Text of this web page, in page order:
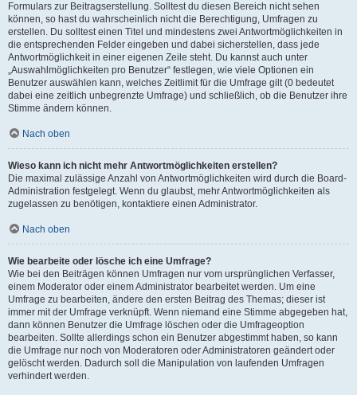
Formulars zur Beitragserstellung. Solltest du diesen Bereich nicht sehen
können, so hast du wahrscheinlich nicht die Berechtigung, Umfragen zu
erstellen. Du solltest einen Titel und mindestens zwei Antwortmöglichkeiten in
die entsprechenden Felder eingeben und dabei sicherstellen, dass jede
Antwortmöglichkeit in einer eigenen Zeile steht. Du kannst auch unter
„Auswahlmöglichkeiten pro Benutzer“ festlegen, wie viele Optionen ein
Benutzer auswählen kann, welches Zeitlimit für die Umfrage gilt (0 bedeutet
dabei eine zeitlich unbegrenzte Umfrage) und schließlich, ob die Benutzer ihre
Stimme ändern können.
Nach oben
Wieso kann ich nicht mehr Antwortmöglichkeiten erstellen?
Die maximal zulässige Anzahl von Antwortmöglichkeiten wird durch die Board-
Administration festgelegt. Wenn du glaubst, mehr Antwortmöglichkeiten als
zugelassen zu benötigen, kontaktiere einen Administrator.
Nach oben
Wie bearbeite oder lösche ich eine Umfrage?
Wie bei den Beiträgen können Umfragen nur vom ursprünglichen Verfasser,
einem Moderator oder einem Administrator bearbeitet werden. Um eine
Umfrage zu bearbeiten, ändere den ersten Beitrag des Themas; dieser ist
immer mit der Umfrage verknüpft. Wenn niemand eine Stimme abgegeben hat,
dann können Benutzer die Umfrage löschen oder die Umfrageoption
bearbeiten. Sollte allerdings schon ein Benutzer abgestimmt haben, so kann
die Umfrage nur noch von Moderatoren oder Administratoren geändert oder
gelöscht werden. Dadurch soll die Manipulation von laufenden Umfragen
verhindert werden.